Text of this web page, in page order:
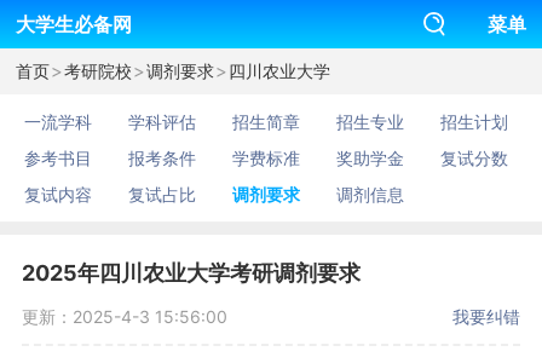
大学生必备网 菜单
首页>考研院校>调剂要求>四川农业大学
一流学科 学科评估 招生简章 招生专业
招生计划
参考书目
报考条件 学费标准 奖助学金
复试分数
复试内容
复试占比 调剂要求 调剂信息
2025年四川农业大学考研调剂要求
更新：2025-4-3 15:56:00 我要纠错